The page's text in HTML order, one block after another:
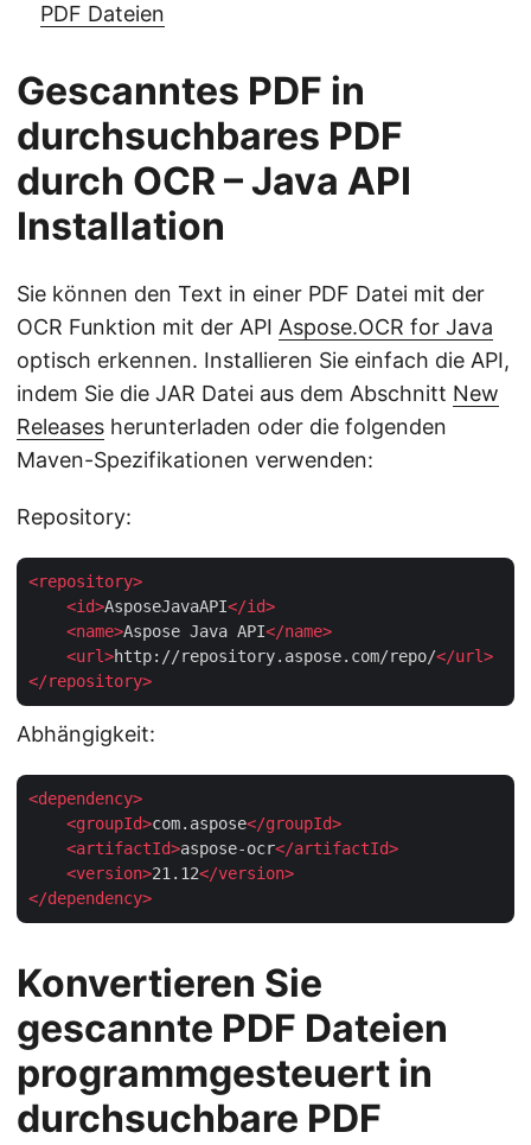
PDF Dateien
Gescanntes PDF in
durchsuchbares PDF
durch OCR – Java API
Installation
Sie können den Text in einer PDF Datei mit der
OCR Funktion mit der API Aspose.OCR for Java
optisch erkennen. Installieren Sie einfach die API,
indem Sie die JAR Datei aus dem Abschnitt New
Releases herunterladen oder die folgenden
Maven-Spezifikationen verwenden:
Repository:
<repository>
<id>AsposeJavaAPI</id>
<name>Aspose Java API</name>
<url>http://repository.aspose.com/repo/</url>
</repository>
Abhängigkeit:
<dependency>
<groupId>com.aspose</groupId>
<artifactId>aspose-ocr</artifactId>
<version>21.12</version>
</dependency>
Konvertieren Sie
gescannte PDF Dateien
programmgesteuert in
durchsuchbare PDF